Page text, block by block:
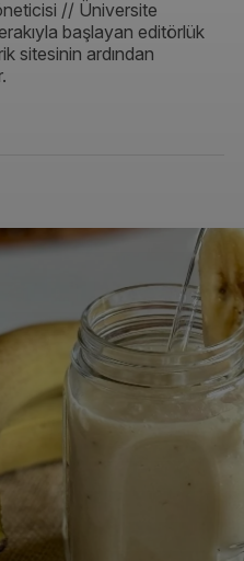
// Üniversite
başlayan editörlük
sitesinin ardından